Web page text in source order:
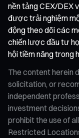
nền tảng CEX/DEX
được trải nghiệm
động theo dõi các
chiến lược đầu tư
hội tiềm năng trong
The content herein
solicitation, or
independent
investment
prohibit the use of
Restricted